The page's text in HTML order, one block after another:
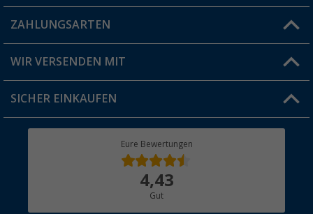
Blog
Jobs & Karriere
FAQ & Kontakt
Versandinformationen
Rücksendung
ZAHLUNGSARTEN
WIR VERSENDEN MIT
SICHER EINKAUFEN
Eure Bewertungen
4,43
Gut